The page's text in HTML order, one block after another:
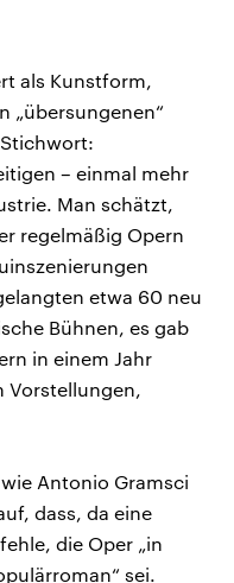
als Kunstform,
„übersungenen“
– einmal mehr
Man schätzt,
regelmäßig Opern
etwa 60 neu
Bühnen, es gab
in einem Jahr
Vorstellungen,
Antonio Gramsci
dass, da eine
die Oper „in
sei.